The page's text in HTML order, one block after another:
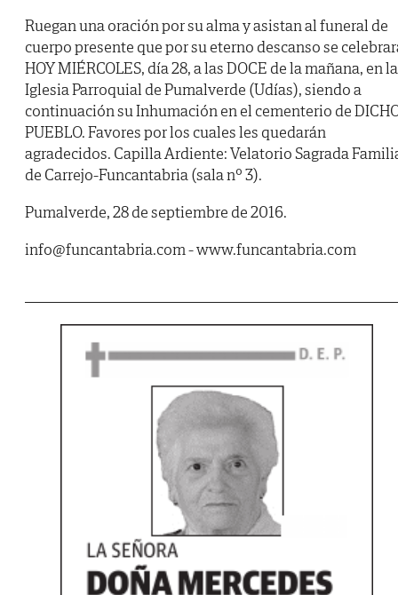
Ruegan una oración por su alma y asistan al funeral de
cuerpo presente que por su eterno descanso se
HOY MIÉRCOLES, día 28, a las DOCE de la mañana, en la
Iglesia Parroquial de Pumalverde (Udías), siendo a
continuación su Inhumación en el cementerio de
PUEBLO. Favores por los cuales les quedarán
agradecidos. Capilla Ardiente: Velatorio Sagrada
de Carrejo-Funcantabria (sala nº 3).
Pumalverde, 28 de septiembre de 2016.
info@funcantabria.com - www.funcantabria.com